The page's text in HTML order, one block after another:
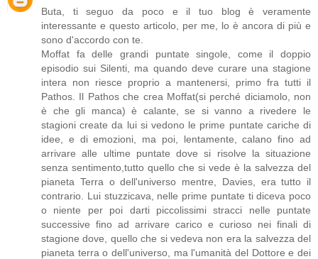
Buta, ti seguo da poco e il tuo blog è veramente
interessante e questo articolo, per me, lo è ancora di più e
sono d'accordo con te.
Moffat fa delle grandi puntate singole, come il doppio
episodio sui Silenti, ma quando deve curare una stagione
intera non riesce proprio a mantenersi, primo fra tutti il
Pathos. Il Pathos che crea Moffat(si perché diciamolo, non
è che gli manca) è calante, se si vanno a rivedere le
stagioni create da lui si vedono le prime puntate cariche di
idee, e di emozioni, ma poi, lentamente, calano fino ad
arrivare alle ultime puntate dove si risolve la situazione
senza sentimento,tutto quello che si vede è la salvezza del
pianeta Terra o dell'universo mentre, Davies, era tutto il
contrario. Lui stuzzicava, nelle prime puntate ti diceva poco
o niente per poi darti piccolissimi stracci nelle puntate
successive fino ad arrivare carico e curioso nei finali di
stagione dove, quello che si vedeva non era la salvezza del
pianeta terra o dell'universo, ma l'umanità del Dottore e dei